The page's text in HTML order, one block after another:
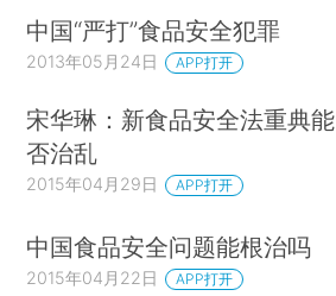
中国“严打”食品安全犯罪
2013年05月24日 APP打开
宋华琳：新食品安全法重典能
否治乱
2015年04月29日 APP打开
中国食品安全问题能根治吗
2015年04月22日 APP打开